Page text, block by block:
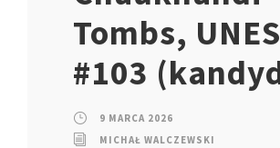
Tombs,
#103
9 MARCA 2026
MICHAŁ WALCZEWSKI